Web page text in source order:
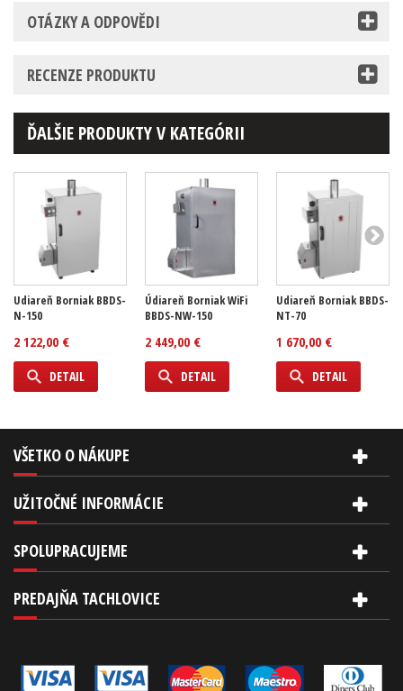
OTÁZKY A ODPOVĚDI
RECENZE PRODUKTU
ĎALŠIE PRODUKTY V KATEGÓRII
Udiareň Borniak BBDS-
N-150
2 122,00 €
DETAIL
Údiareň Borniak WiFi
BBDS-NW-150
2 449,00 €
DETAIL
Udiareň Borniak BBDS-
NT-70
1 670,00 €
DETAIL
VŠETKO O NÁKUPE
UŽITOČNÉ INFORMÁCIE
SPOLUPRACUJEME
PREDAJŇA TACHLOVICE